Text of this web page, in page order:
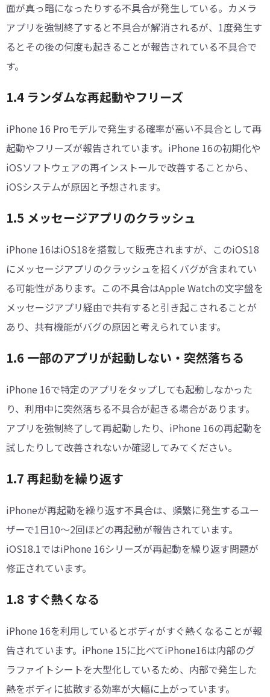
面が真っ暗になったりする不具合が発生している。カメラ
アプリを強制終了すると不具合が解消されるが、1度発生す
るとその後の何度も起きることが報告されている不具合で
す。
1.4 ランダムな再起動やフリーズ
iPhone 16 Proモデルで発生する確率が高い不具合として再
起動やフリーズが報告されています。iPhone 16の初期化や
iOSソフトウェアの再インストールで改善することから、
iOSシステムが原因と予想されます。
1.5 メッセージアプリのクラッシュ
iPhone 16はiOS18を搭載して販売されますが、このiOS18
にメッセージアプリのクラッシュを招くバグが含まれてい
る可能性があります。この不具合はApple Watchの文字盤を
メッセージアプリ経由で共有すると引き起こされることが
あり、共有機能がバグの原因と考えられています。
1.6 一部のアプリが起動しない・突然落ちる
iPhone 16で特定のアプリをタップしても起動しなかった
り、利用中に突然落ちる不具合が起きる場合があります。
アプリを強制終了して再起動したり、iPhone 16の再起動を
試したりして改善されないか確認してみてください。
1.7 再起動を繰り返す
iPhoneが再起動を繰り返す不具合は、頻繁に発生するユー
ザーで1日10～2回ほどの再起動が報告されています。
iOS18.1ではiPhone 16シリーズが再起動を繰り返す問題が
修正されています。
1.8 すぐ熱くなる
iPhone 16を利用しているとボディがすぐ熱くなることが報
告されています。iPhone 15に比べてiPhone16は内部のグ
ラファイトシートを大型化しているため、内部で発生した
熱をボディに拡散する効率が大幅に上がっています。